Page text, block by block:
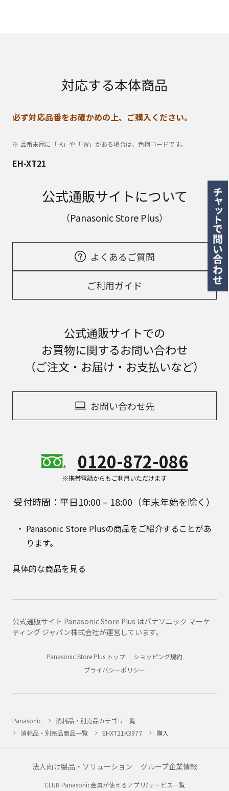
対応する本体商品
必ず対応品番をお確かめの上、ご購入ください。
品番末尾に「-K」や「-W」がある場合は、色柄コードです。
EH-XT21
公式通販サイトについて
（Panasonic Store Plus）
よくあるご質問
ご利用ガイド
公式通販サイトでの
お買物に関するお問い合わせ
（ご注文・お届け・お支払いなど）
お問い合わせ先
0120-872-086
※携帯電話からもご利用いただけます
受付時間：平日10:00 – 18:00（年末年始を除く）
Panasonic Store Plusの商品をご紹介することがあ
ります。
具体的な商品を見る
公式通販サイト Panasonic Store Plus はパナソニック マーケ
ティング ジャパン株式会社が運営しています。
Panasonic Store Plus トップ
ショッピング規約
プライバシーポリシー
Panasonic
消耗品・別売品カテゴリ一覧
消耗品・別売品商品一覧
EHXT21K3977 購入
法人向け製品・ソリューション グループ企業情報
CLUB Panasonic会員が使えるアプリ/サービス一覧